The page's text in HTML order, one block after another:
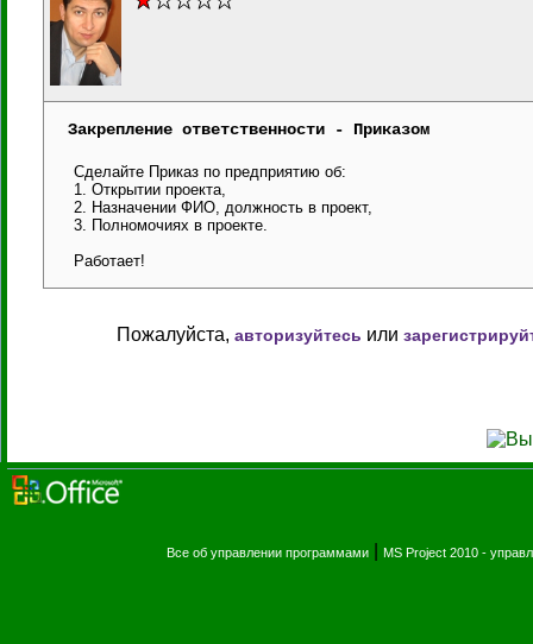
Закрепление ответственности - Приказом
Сделайте Приказ по предприятию об:
1. Открытии проекта,
2. Назначении ФИО, должность в проект,
3. Полномочиях в проекте.
Работает!
Пожалуйста, авторизуйтесь или
Все об управлении программами MS Project 2010 -